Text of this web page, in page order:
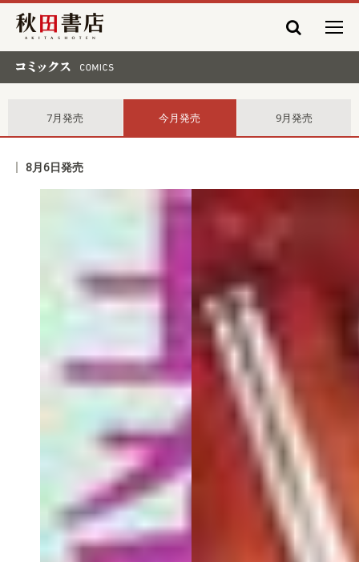
秋田書店
7月発売 今月発売 9月発売
8月6日発売